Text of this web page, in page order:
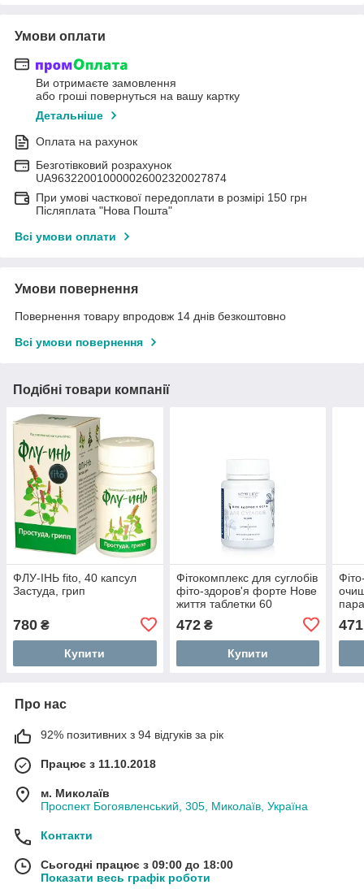
Умови оплати
Ви отримаєте замовлення
або гроші повернуться на вашу картку
Детальніше
Оплата на рахунок
Безготівковий розрахунок
UA963220010000026002320027874
При умові часткової передоплати в розмірі 150 грн
Післяплата "Нова Пошта"
Всі умови оплати
Умови повернення
Повернення товару впродовж 14 днів безкоштовно
Всі умови повернення
Подібні товари компанії
ФЛУ-ІНЬ fito, 40 капсул
Застуда, грип
780 ₴
Купити
Фітокомплекс для суглобів
фіто-здоров'я форте Нове
життя таблетки 60
472₴
Купити
471
Про нас
92% позитивних з 94 відгуків за рік
Працює з 11.10.2018
м. Миколаїв
Проспект Богоявленський, 305, Миколаїв, Україна
Контакти
Сьогодні працює з 09:00 до 18:00
Показати весь графік роботи